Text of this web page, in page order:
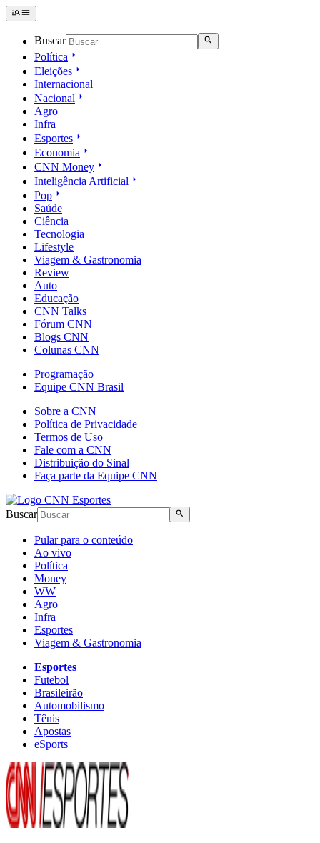
Buscar
Política
Eleições
Internacional
Nacional
Agro
Infra
Esportes
Economia
CNN Money
Inteligência Artificial
Pop
Saúde
Ciência
Tecnologia
Lifestyle
Viagem & Gastronomia
Review
Auto
Educação
CNN Talks
Fórum CNN
Blogs CNN
Colunas CNN
Programação
Equipe CNN Brasil
Sobre a CNN
Política de Privacidade
Termos de Uso
Fale com a CNN
Distribuição do Sinal
Faça parte da Equipe CNN
Buscar
Pular para o conteúdo
Ao vivo
Política
Money
WW
Agro
Infra
Esportes
Viagem & Gastronomia
Esportes
Futebol
Brasileirão
Automobilismo
Tênis
Apostas
eSports